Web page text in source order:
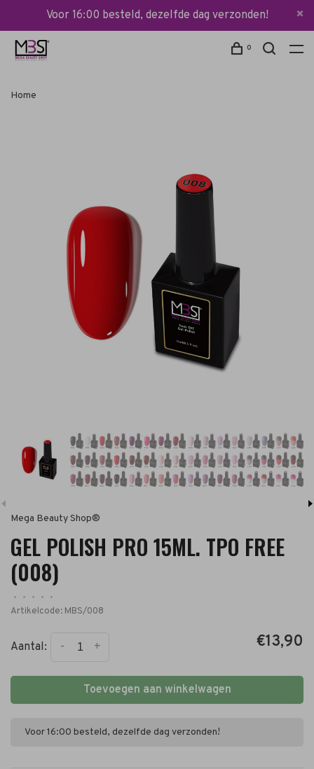
Voor 16:00 besteld, dezelfde dag verzonden!
0
Home
Mega Beauty Shop®
GEL POLISH PRO 15ML. TPO FREE
(008)
• • • •
•
Artikelcode: MBS/008
Aantal: +
- €13,90
Toevoegen aan winkelwagen
Voor 16:00 besteld, dezelfde dag verzonden!